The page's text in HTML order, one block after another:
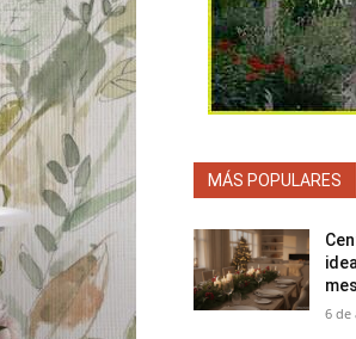
MÁS POPULARES
6 de